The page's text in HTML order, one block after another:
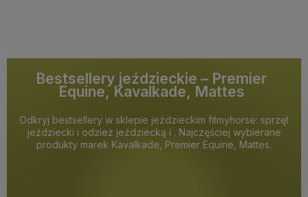
Bestsellery jeździeckie – Premier
Equine, Kavalkade, Mattes
Odkryj bestsellery w sklepie jeździeckim fitmyhorse: sprzęt
jeździecki i odzież jeździecką i . Najczęściej wybierane
produkty marek Kavalkade, Premier Equine, Mattes.